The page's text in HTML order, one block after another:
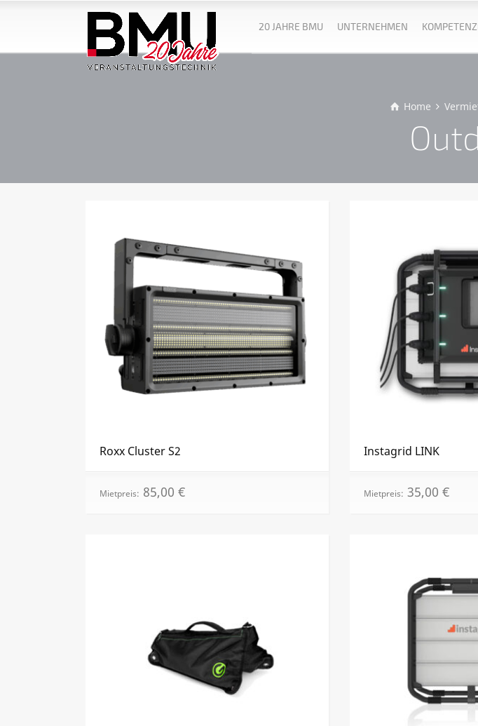
20 JAHRE BMU UNTERNEHMEN
Home
Roxx Cluster S2
Mietpreis: 85,00 €
Instagrid LINK
Mietpreis: 35,00 €